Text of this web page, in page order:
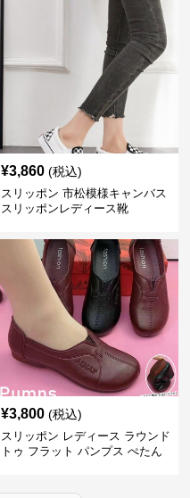
¥3,860 (税込)
スリッポン 市松模様キャンバス
スリッポンレディース靴
¥3,800 (税込)
スリッポン レディース ラウンド
トゥ フラット パンプス ぺたん